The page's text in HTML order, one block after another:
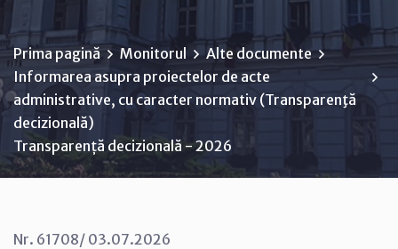
Prima pagină Monitorul
Alte documente
Informarea asupra proiectelor de acte
administrative, cu caracter normativ (Transparenţă
decizională)
Transparență decizională - 2026
Nr. 61708/ 03.07.2026